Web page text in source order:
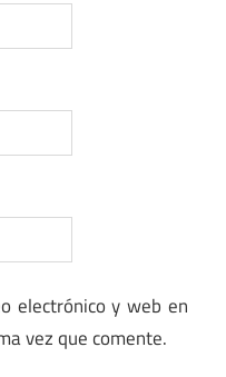
electrónico y web en
vez que comente.